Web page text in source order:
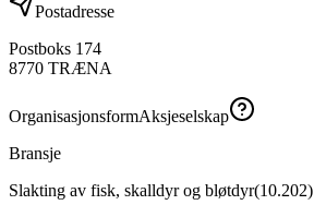
Postadresse
Postboks 174
8770 TRÆNA
OrganisasjonsformAksjeselskap
Bransje
Slakting av fisk, skalldyr og bløtdyr(10.202)